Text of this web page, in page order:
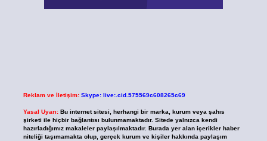
Reklam ve İletişim: Skype: live:.cid.575569c608265c69
Yasal Uyarı: Bu internet sitesi, herhangi bir marka, kurum veya şahıs
şirketi ile hiçbir bağlantısı bulunmamaktadır. Sitede yalnızca kendi
hazırladığımız makaleler paylaşılmaktadır. Burada yer alan içerikler haber
niteliği taşımamakta olup, gerçek kurum ve kişiler hakkında paylaşım